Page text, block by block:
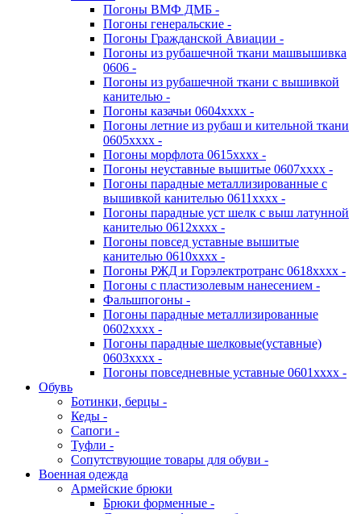
Погоны ВМФ ДМБ -
Погоны генеральские -
Погоны Гражданской Авиации -
Погоны из рубашечной ткани машвышивка
0606 -
Погоны из рубашечной ткани с вышивкой
канителью -
Погоны казачьи 0604хххх -
Погоны летние из рубаш и кительной ткани
0605хххх -
Погоны морфлота 0615хххх -
Погоны неуставные вышитые 0607хххх -
Погоны парадные металлизированные с
вышивкой канителью 0611хххх -
Погоны парадные уст шелк с выш латунной
канителью 0612хххх -
Погоны повсед уставные вышитые
канителью 0610хххх -
Погоны РЖД и Горэлектротранс 0618хххх -
Погоны с пластизолевым нанесением -
Фальшпогоны -
Погоны парадные металлизированные
0602хххх -
Погоны парадные шелковые(уставные)
0603хххх -
Погоны повседневные уставные 0601хххх -
Обувь
Ботинки, берцы -
Кеды -
Сапоги -
Туфли -
Сопутствующие товары для обуви -
Военная одежда
Армейские брюки
Брюки форменные -